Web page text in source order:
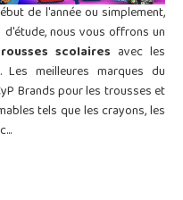
de l'année ou simplement,
nous vous offrons un
scolaires avec les
meilleures marques du
Brands pour les trousses et
tels que les crayons, les